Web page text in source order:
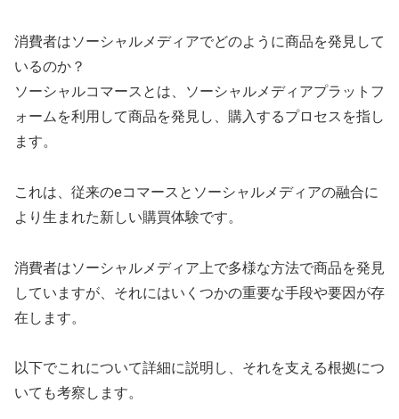
消費者はソーシャルメディアでどのように商品を発見して
いるのか？
ソーシャルコマースとは、ソーシャルメディアプラットフ
ォームを利用して商品を発見し、購入するプロセスを指し
ます。
これは、従来のeコマースとソーシャルメディアの融合に
より生まれた新しい購買体験です。
消費者はソーシャルメディア上で多様な方法で商品を発見
していますが、それにはいくつかの重要な手段や要因が存
在します。
以下でこれについて詳細に説明し、それを支える根拠につ
いても考察します。